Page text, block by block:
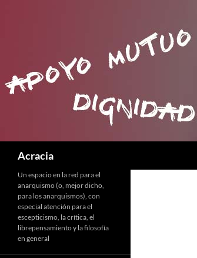
Acracia
Un espacio en la red para el
anarquismo (o, mejor dicho,
para los anarquismos), con
especial atención para el
escepticismo, la crítica, el
librepensamiento y la filosofía
en general